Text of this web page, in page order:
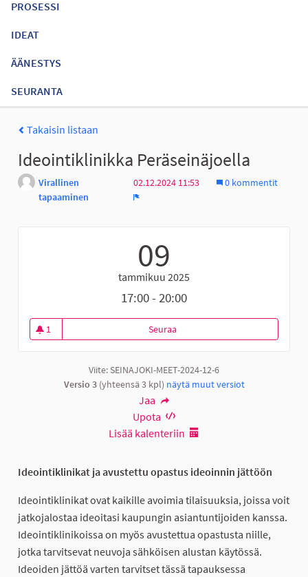
PROSESSI
IDEAT
ÄÄNESTYS
SEURANTA
Takaisin listaan
Ideointiklinikka Peräseinäjoella
Virallinen
tapaaminen
02.12.2024 11:53
0 kommentit
09
tammikuu 2025
17:00 - 20:00
1
1 seuraaja
SeuraaIdeointiklinikka Peräseinäjoella
Viite: SEINAJOKI-MEET-2024-12-6
Versio 3(yhteensä 3 kpl) näytä muut versiot
Jaa
Upota
Lisää kalenteriin
Ideointiklinikat ja avustettu opastus ideoinnin jättöön
Ideointiklinikat ovat kaikille avoimia tilaisuuksia, joissa voit
jatkojalostaa ideoitasi kaupungin asiantuntijoiden kanssa.
Ideointiklinikoissa on myös avustettua opastusta niille,
jotka tarvitsevat neuvoja sähköisen alustan käytössä.
Ideoiden jättöä varten tarvitset tässä tapauksessa